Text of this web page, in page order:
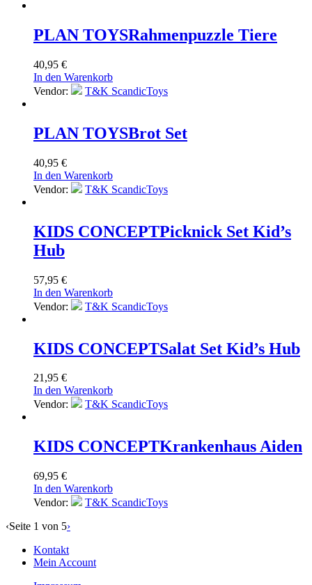
PLAN TOYSRahmenpuzzle Tiere
40,95 €
In den Warenkorb
Vendor:
T&K ScandicToys
PLAN TOYSBrot Set
40,95 €
In den Warenkorb
Vendor:
T&K ScandicToys
KIDS CONCEPTPicknick Set Kid’s
Hub
57,95 €
In den Warenkorb
Vendor:
T&K ScandicToys
KIDS CONCEPTSalat Set Kid’s Hub
21,95 €
In den Warenkorb
Vendor:
T&K ScandicToys
KIDS CONCEPTKrankenhaus Aiden
69,95 €
In den Warenkorb
Vendor:
T&K ScandicToys
‹Seite 1 von 5›
Kontakt
Mein Account